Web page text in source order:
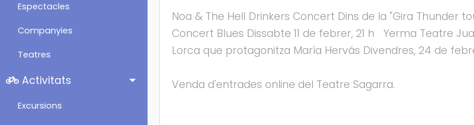
Espectacles
Companyies
Teatres
Activitats
Excursions
Noa & The Hell Drinkers Concert Dins de la "Gira Thunder
Concert Blues Dissabte 11 de febrer, 21 h Yerma Teatre
Lorca que protagonitza María Hervás Divendres, 24 de
Venda d'entrades online del Teatre Sagarra.